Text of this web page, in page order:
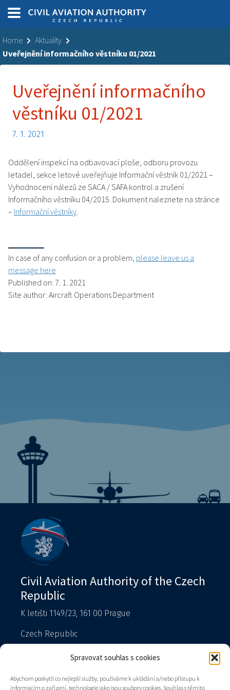
Spravovat souhlas s cookies
Abychom poskytli co nejlepší služby, používáme k ukládání a/nebo přístupu k
informacím o zařízení, technologie jako jsou soubory cookies. Souhlas s těmito
Home
Aktuality
Uveřejnění informačního věstníku 01/2021
Uveřejnění informačního
věstníku 01/2021
7. 1. 2021
Oddělení inspekcí na odbavovací ploše, odboru provozu
letadel, sekce letové uveřejňuje Informační věstník 01/2021 –
Vyhodnocení nálezů ze SACA / SAFA kontrol a zrušení
Informačního věstníku 04/2015. Dokument naleznete na stránce
– Informační věstníky.
In case of any confusion or a problem, please leave us a
message here
Published on: 7. 1. 2021
Site author: Aircraft Operations Department
Civil Aviation Authority of the Czech
Republic
K letišti 1149/23, 161 00 Prague
Czech Republic
T: 225 421 111 – reception